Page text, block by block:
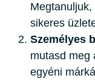
Megtanuljuk,
sikeres
Személyes
mutasd meg
egyéni